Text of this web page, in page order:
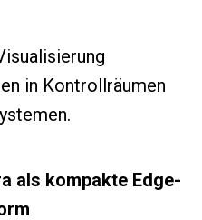
in Kontrollräumen
als kompakte Edge-